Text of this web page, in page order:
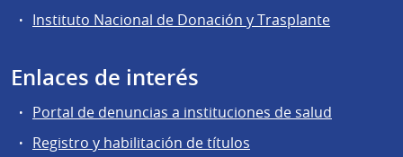
Instituto Nacional de Donación y Trasplante
Enlaces de interés
Portal de denuncias a instituciones de salud
Registro y habilitación de títulos